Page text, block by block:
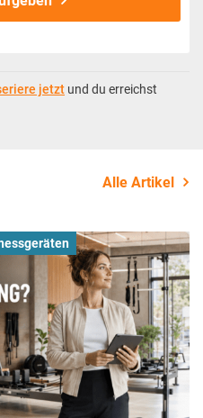
jetzt und du erreichst
Alle Artikel